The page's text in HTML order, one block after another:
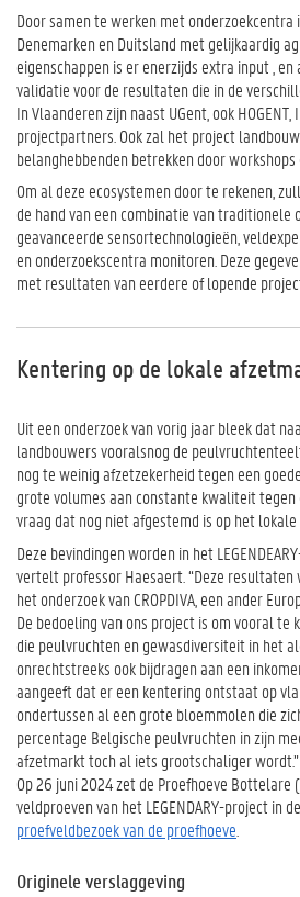
Door samen te werken met
Denemarken en Duitsland met gelijkaardig
eigenschappen is er enerzijds extra input ,
validatie voor de resultaten die in de
In Vlaanderen zijn naast UGent, ook
projectpartners. Ook zal het project
belanghebbenden betrekken door workshops
Om al deze ecosystemen door te rekenen,
de hand van een combinatie van traditionele
geavanceerde sensortechnologieën,
en onderzoekscentra monitoren. Deze
met resultaten van eerdere of lopende
Kentering op de lokale
Uit een onderzoek van vorig jaar bleek dat
landbouwers vooralsnog de
nog te weinig afzetzekerheid tegen een
grote volumes aan constante kwaliteit
vraag dat nog niet afgestemd is op het lokale
Deze bevindingen worden in het
vertelt professor Haesaert. “Deze
het onderzoek van CROPDIVA, een ander
De bedoeling van ons project is om vooral te
die peulvruchten en gewasdiversiteit in het
onrechtstreeks ook bijdragen aan een
aangeeft dat er een kentering ontstaat op
ondertussen al een grote bloemmolen die
percentage Belgische peulvruchten in zijn
afzetmarkt toch al iets grootschaliger wordt.”
Op 26 juni 2024 zet de Proefhoeve Bottelare
veldproeven van het LEGENDARY-project in
proefveldbezoek van de proefhoeve
Originele verslaggeving